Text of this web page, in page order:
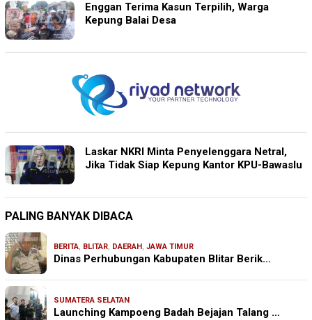
Enggan Terima Kasun Terpilih, Warga
Kepung Balai Desa
Laskar NKRI Minta Penyelenggara Netral,
Jika Tidak Siap Kepung Kantor KPU-Bawaslu
PALING BANYAK DIBACA
BERITA, BLITAR, DAERAH , JAWA TIMUR
Dinas Perhubungan Kabupaten Blitar Berik…
SUMATERA SELATAN
Launching Kampoeng Badah Bejajan Talang …